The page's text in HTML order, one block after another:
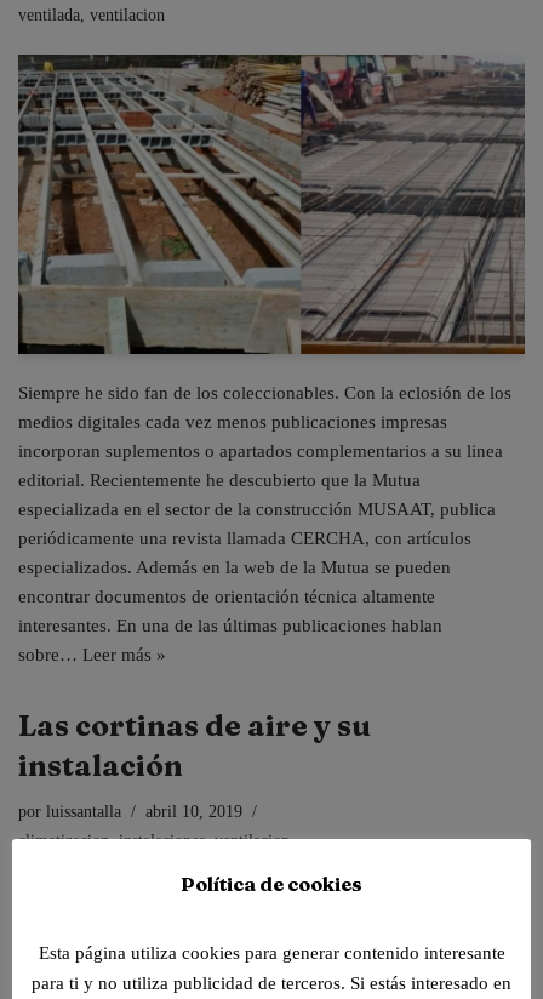
ventilada ventilacion
Siempre he sido fan de los coleccionables. Con la eclosión de los
medios digitales cada vez menos publicaciones impresas
incorporan suplementos o apartados complementarios a su linea
editorial. Recientemente he descubierto que la Mutua
especializada en el sector de la construcción MUSAAT, publica
periódicamente una revista llamada CERCHA, con artículos
especializados. Además en la web de la Mutua se pueden
encontrar documentos de orientación técnica altamente
interesantes. En una de las últimas publicaciones hablan
sobre… Leer más »
Las cortinas de aire y su
instalación
por luissantalla
abril 10, 2019
climatizacion,instalaciones,ventilacion
Política de cookies
Esta página utiliza cookies para generar contenido interesante
para ti y no utiliza publicidad de terceros. Si estás interesado en